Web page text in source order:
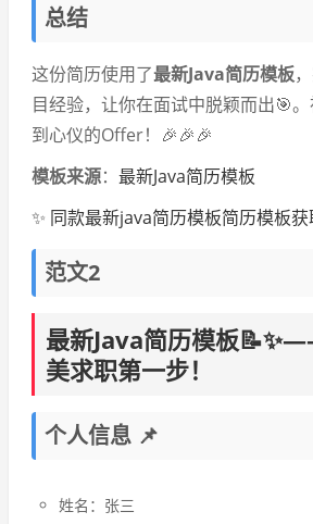
总结
这份简历使用了最新Java简历模板
目经验，让你在面试中脱颖而出🎯
到心仪的Offer！🎉🎉🎉
模板来源： 最新Java简历模板
✨ 同款最新java简历模板简历模板获
范文2
最新Java简历模板
美求职第一步！
个人信息 📌
姓名：张三